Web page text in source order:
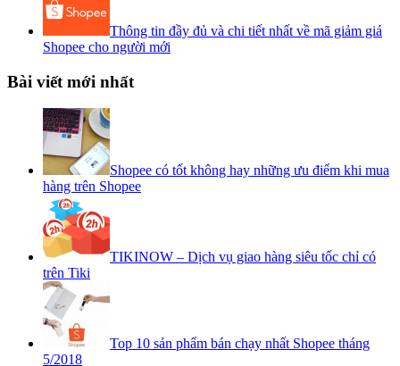
Thông tin đầy đủ và chi tiết nhất về mã giảm giá
Shopee cho người mới
Bài viết mới nhất
Shopee có tốt không hay những ưu điểm khi mua
hàng trên Shopee
TIKINOW – Dịch vụ giao hàng siêu tốc chỉ có
trên Tiki
Top 10 sản phẩm bán chạy nhất Shopee tháng
5/2018